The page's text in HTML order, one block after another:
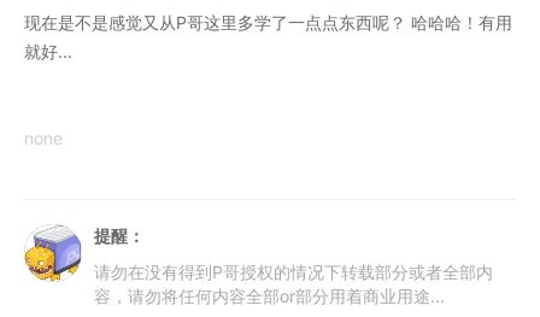
现在是不是感觉又从P哥这里多学了一点点东西呢？ 哈哈哈！有用
就好...
none
提醒：
请勿在没有得到P哥授权的情况下转载部分或者全部内
容，请勿将任何内容全部or部分用着商业用途...